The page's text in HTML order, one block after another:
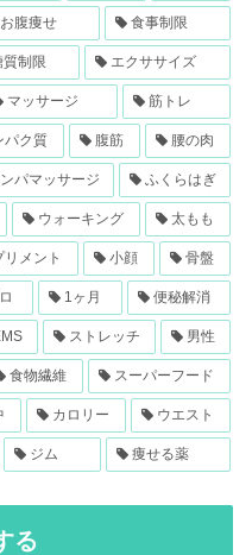
お腹痩せ 食事制限
制限 エクササイズ
マッサージ 筋トレ
パク質 腹筋 腰の肉
ンパマッサージ ふくらはぎ
ウォーキング 太もも
リメント 小顔 骨盤
1ヶ月 便秘解消
ストレッチ 男性
食物繊維 スーパーフード
カロリー ウエスト
ジム 痩せる薬
る